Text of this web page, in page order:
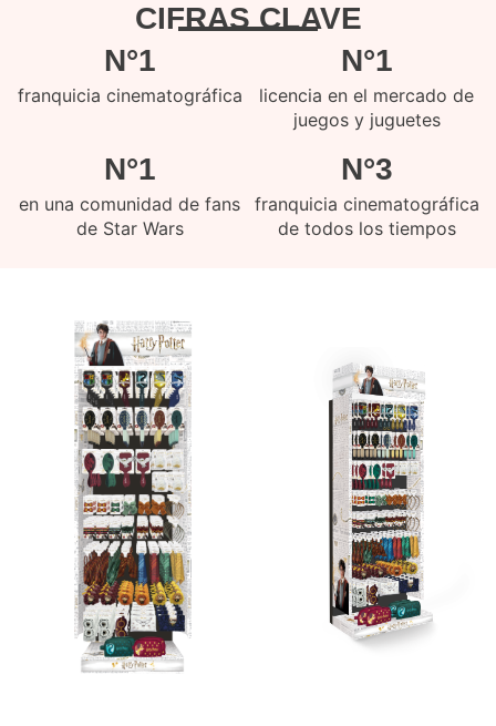
CIFRAS CLAVE
N°1
N°1
franquicia cinematográfica
licencia en el mercado de
juegos y juguetes
N°1 N°3
en una comunidad de fans
de Star Wars
franquicia cinematográfica
de todos los tiempos